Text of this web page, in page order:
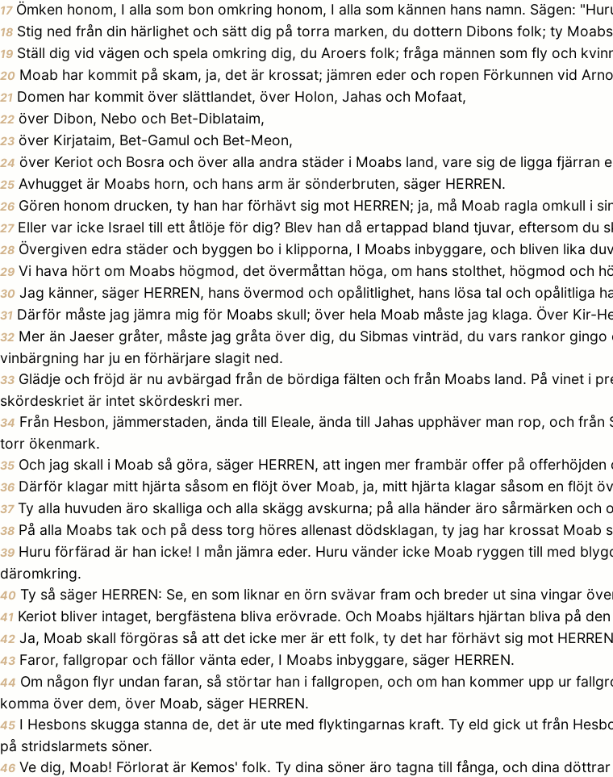
17Ömken honom, I alla som bon omkring honom, I alla som kännen hans namn. Sägen:
18 Stig ned från din härlighet och sätt dig på torra marken, du dottern Dibons folk; ty
19 Ställ dig vid vägen och spela omkring dig, du Aroers folk; fråga männen som fly och
20 Moab har kommit på skam, ja, det är krossat; jämren eder och ropen Förkunnen vid
21 Domen har kommit över slättlandet, över Holon, Jahas och Mofaat,
22 över Dibon, Nebo och Bet-Diblataim,
23 över Kirjataim, Bet-Gamul och Bet-Meon,
24 över Keriot och Bosra och över alla andra städer i Moabs land, vare sig de ligga fjärran
25 Avhugget är Moabs horn, och hans arm är sönderbruten, säger HERREN.
26 Gören honom drucken, ty han har förhävt sig mot HERREN; ja, må Moab ragla omkull i
27Eller var icke Israel till ett åtlöje för dig? Blev han då ertappad bland tjuvar, eftersom du
28 Övergiven edra städer och byggen bo i klipporna, I Moabs inbyggare, och bliven lika
29 Vi hava hört om Moabs högmod, det övermåttan höga, om hans stolthet, högmod och
30 Jag känner, säger HERREN, hans övermod och opålitlighet, hans lösa tal och opålitliga
31 Därför måste jag jämra mig för Moabs skull; över hela Moab måste jag klaga. Över Kir-
32 Mer än Jaeser gråter, måste jag gråta över dig, du Sibmas vinträd, du vars rankor
vinbärgning har ju en förhärjare slagit ned.
33 Glädje och fröjd är nu avbärgad från de bördiga fälten och från Moabs land. På vinet i
skördeskriet är intet skördeskri mer.
34 Från Hesbon, jämmerstaden, ända till Eleale, ända till Jahas upphäver man rop, och
torr ökenmark.
35 Och jag skall i Moab så göra, säger HERREN, att ingen mer frambär offer på
36 Därför klagar mitt hjärta såsom en flöjt över Moab, ja, mitt hjärta klagar såsom en flöjt
37Ty alla huvuden äro skalliga och alla skägg avskurna; på alla händer äro sårmärken och
38 På alla Moabs tak och på dess torg höres allenast dödsklagan, ty jag har krossat Moab
39 Huru förfärad är han icke! I mån jämra eder. Huru vänder icke Moab ryggen till med
däromkring.
40 Ty så säger HERREN: Se, en som liknar en örn svävar fram och breder ut sina vingar
41 Keriot bliver intaget, bergfästena bliva erövrade. Och Moabs hjältars hjärtan bliva på
42 Ja, Moab skall förgöras så att det icke mer är ett folk, ty det har förhävt sig mot
43 Faror, fallgropar och fällor vänta eder, I Moabs inbyggare, säger HERREN.
44 Om någon flyr undan faran, så störtar han i fallgropen, och om han kommer upp ur
komma över dem, över Moab, säger HERREN.
45 I Hesbons skugga stanna de, det är ute med flyktingarnas kraft. Ty eld gick ut från
på stridslarmets söner.
46 Ve dig, Moab! Förlorat är Kemos' folk. Ty dina söner äro tagna till fånga, och dina